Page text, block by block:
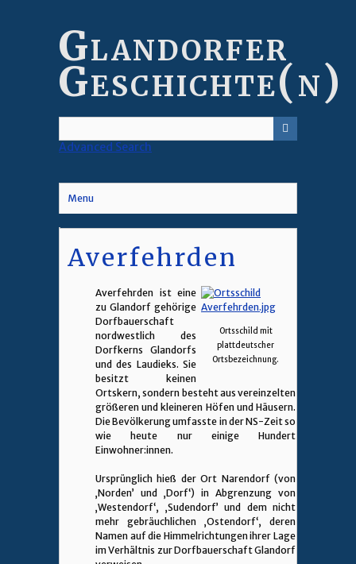
Glandorfer
Geschichte(n)
Advanced Search
Menu
Averfehrden
Ortsschild mit
plattdeutscher
Ortsbezeichnung.
Averfehrden ist eine
zu Glandorf gehörige
Dorfbauerschaft
nordwestlich des
Dorfkerns Glandorfs
und des Laudieks. Sie
besitzt keinen
Ortskern, sondern besteht aus vereinzelten
größeren und kleineren Höfen und Häusern.
Die Bevölkerung umfasste in der NS-Zeit so
wie heute nur einige Hundert
Einwohner:innen.
Ursprünglich hieß der Ort Narendorf (von
‚Norden’ und ‚Dorf‘) in Abgrenzung von
‚Westendorf‘, ‚Sudendorf’ und dem nicht
mehr gebräuchlichen ‚Ostendorf‘, deren
Namen auf die Himmelrichtungen ihrer Lage
im Verhältnis zur Dorfbauerschaft Glandorf